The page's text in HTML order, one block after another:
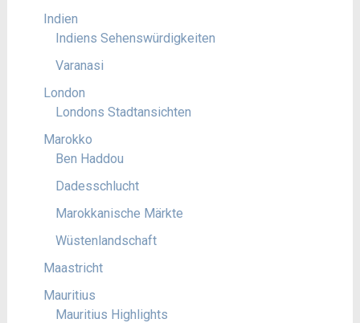
Indien
Indiens Sehenswürdigkeiten
Varanasi
London
Londons Stadtansichten
Marokko
Ben Haddou
Dadesschlucht
Marokkanische Märkte
Wüstenlandschaft
Maastricht
Mauritius
Mauritius Highlights